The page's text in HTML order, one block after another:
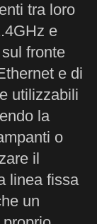
tra loro
e
fronte
e di
utilizzabili
la
o
il
linea fissa
un